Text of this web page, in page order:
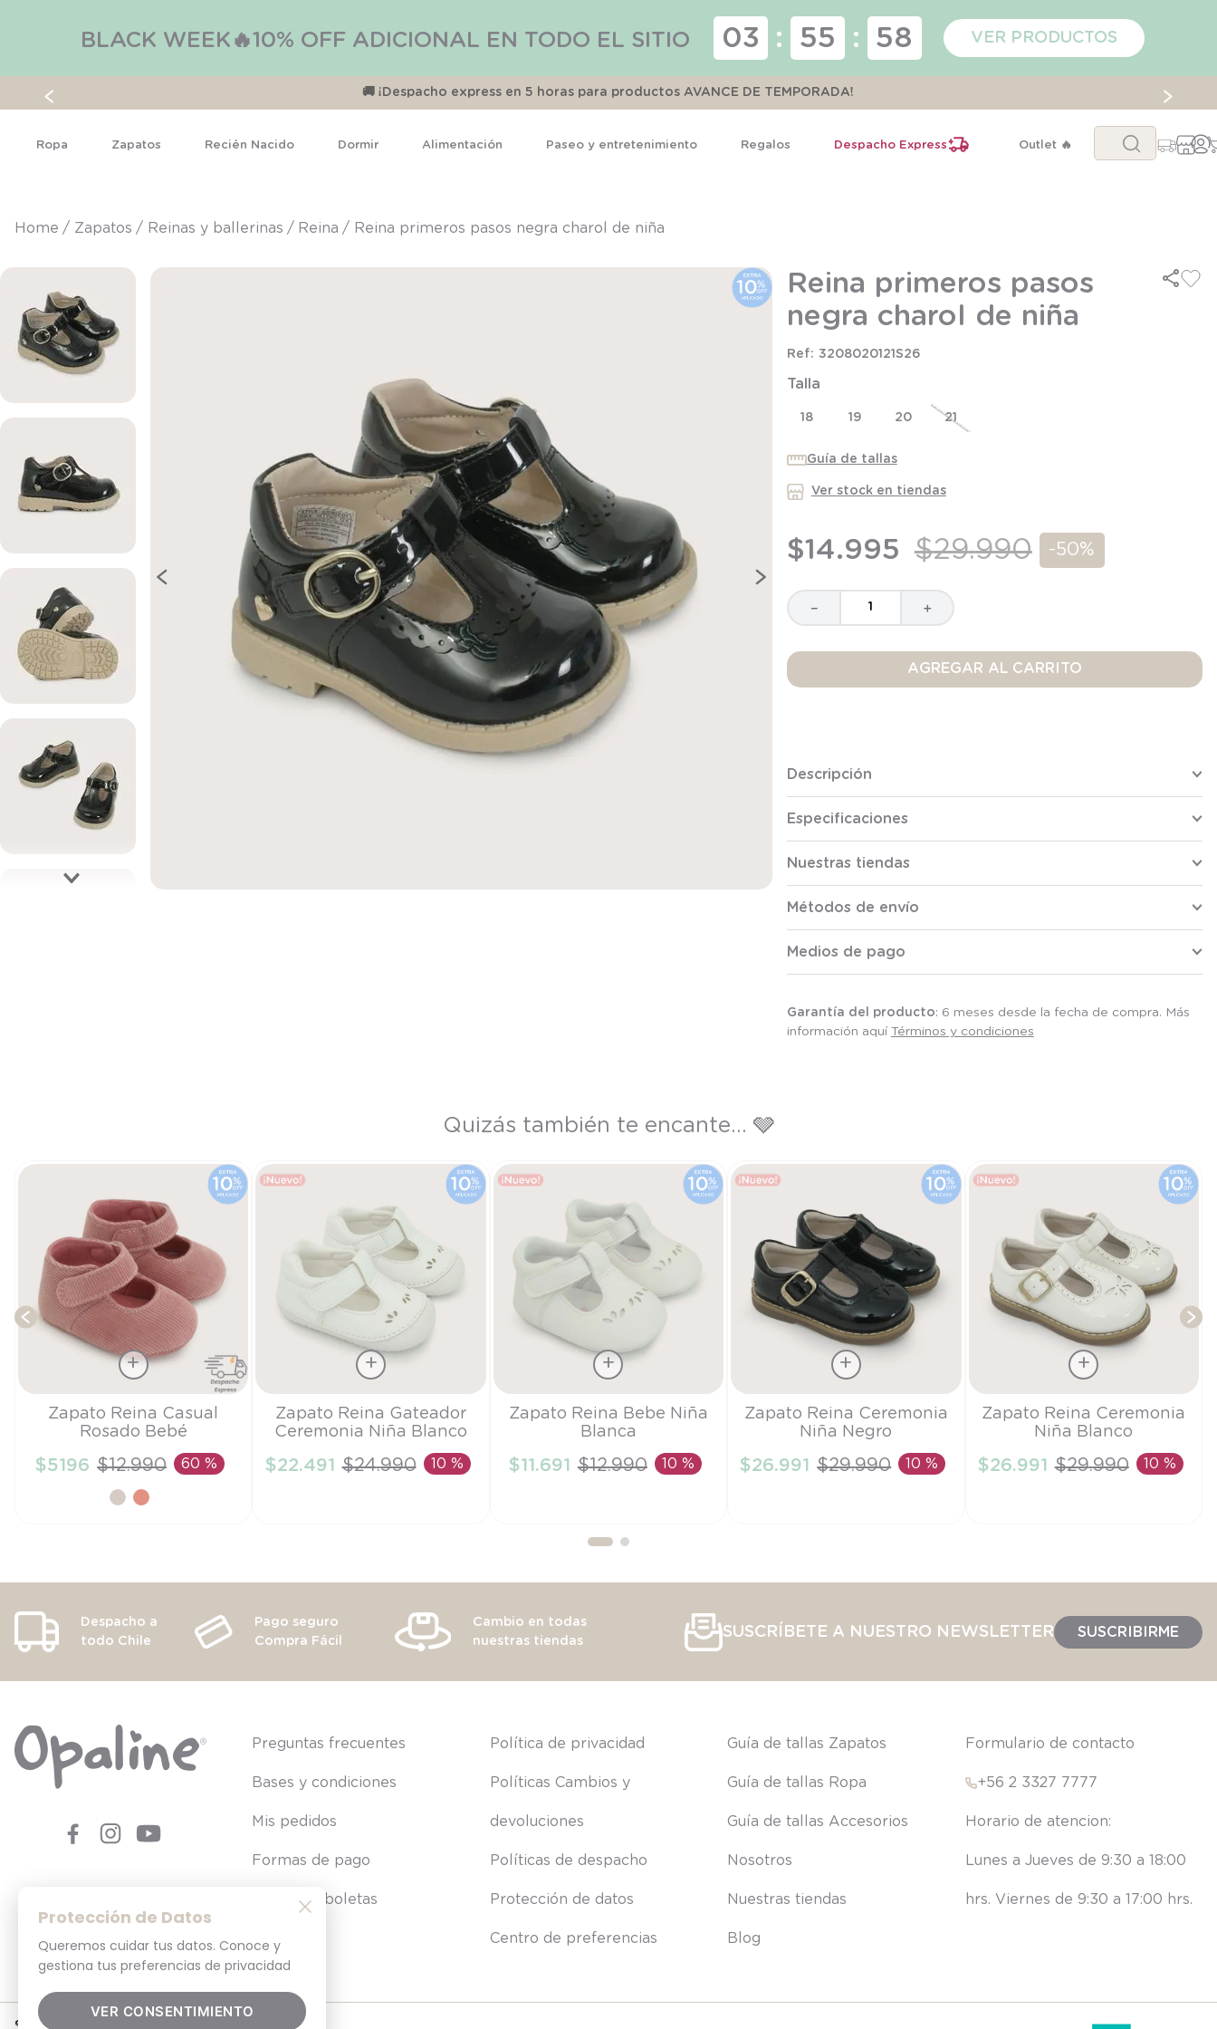
BLACK WEEK🔥10% OFF ADICIONAL EN TODO EL SITIO 03 : 55 : 58 VER PRODUCTOS
🚚 ¡Despacho express en 5 horas para productos AVANCE DE TEMPORADA!
Ropa Zapatos Recién Nacido Dormir Alimentación Paseo y entretenimiento Regalos Despacho Express Outlet 🔥
Buscar...
Protección de Datos
Queremos cuidar tus datos. Conoce y
gestiona tus preferencias de privacidad
VER CONSENTIMIENTO
zapatos reinas y ballerinas reina Reina primeros pasos negra charol de niña
Reina primeros pasos
negra charol de niña
3208020121S26
Talla
18 19 20 21
Guía de tallas
Ver stock en tiendas
$14.995 $29.990 -50%
＋
－
AGREGAR AL CARRITO
Descripción
Especificaciones
Nuestras tiendas
Métodos de envío
Medios de pago
Garantía del producto: 6 meses desde la fecha de compra. Más
información aquí Términos y condiciones
Quizás también te encante... 🩶
Talla
AÑADIR AL CARRITO
Zapato Reina Casual
Rosado Bebé
$5196 $12.990 60 %
Talla
17
AÑADIR AL CARRITO
Zapato Reina Gateador
Ceremonia Niña Blanco
$22.491 $24.990 10 %
Talla
AÑADIR AL CARRITO
Zapato Reina Bebe Niña
Blanca
$11 .691 $12.990 10 %
Talla
AÑADIR AL CARRITO
Zapato Reina Ceremonia
Niña Negro
$26.991 $29.990 10 %
Talla
AÑADIR AL CARRITO
Zapato Reina Ceremonia
Niña Blanco
$26.991 $29.990 10 %
Despacho a
todo Chile
Pago seguro
Compra Fácil
Cambio en todas
nuestras tiendas
SUSCRÍBETE A NUESTRO NEWSLETTER SUSCRIBIRME
Preguntas frecuentes
Bases y condiciones
Mis pedidos
Formas de pago
Consultar boletas
Política de privacidad
Políticas Cambios y
devoluciones
Políticas de despacho
Protección de datos
Centro de preferencias
Guía de tallas Zapatos
Guía de tallas Ropa
Guía de tallas Accesorios
Nosotros
Nuestras tiendas
Blog
Formulario de contacto
+56 2 3327 7777
Lunes a Jueves de 9:30 a 18:00
hrs. Viernes de 9:30 a 17:00 hrs.
© 2025. Todos los derechos reservados
1 .
pijama
9.
saco
10
zapatillas niño